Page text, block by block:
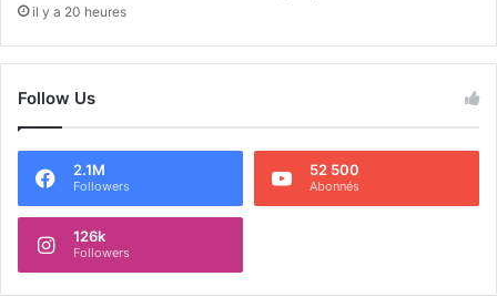
il y a 20 heures
Follow Us
2.1M
Followers
52 500
Abonnés
126k
Followers